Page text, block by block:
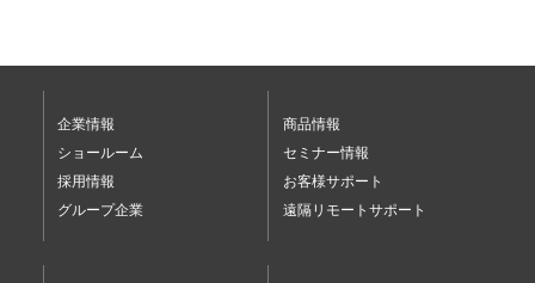
企業情報
ショールーム
採用情報
グループ企業
商品情報
セミナー情報
お客様サポート
遠隔リモートサポート